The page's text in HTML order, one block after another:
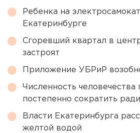
Ребенка на
Екатеринбурге
Сгоревший квартал в
застроят
Приложение УБРиР
Численность
постепенно сократить
Власти Екатеринбурга
желтой водой